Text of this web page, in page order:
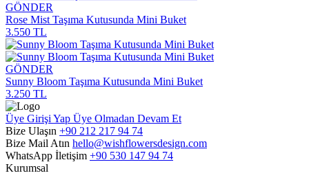
GÖNDER
Rose Mist Taşıma Kutusunda Mini Buket
3.550 TL
GÖNDER
Sunny Bloom Taşıma Kutusunda Mini Buket
3.250 TL
Üye Girişi Yap Üye Olmadan Devam Et
Bize Ulaşın +90 212 217 94 74
Bize Mail Atın hello@wishflowersdesign.com
WhatsApp İletişim +90 530 147 94 74
Kurumsal